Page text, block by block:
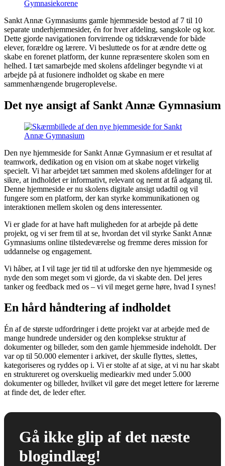
Sankt Annæ Gymnasiums gamle hjemmeside bestod af 7 til 10
separate underhjemmesider, én for hver afdeling, sangskole og kor.
Dette gjorde navigationen forvirrende og tidskrævende for både
elever, forældre og lærere. Vi besluttede os for at ændre dette og
skabe en forenet platform, der kunne repræsentere skolen som en
helhed. I tæt samarbejde med skolens afdelinger begyndte vi at
arbejde på at fusionere indholdet og skabe en mere
sammenhængende brugeroplevelse.
Det nye ansigt af Sankt Annæ Gymnasium
Den nye hjemmeside for Sankt Annæ Gymnasium er et resultat af
teamwork, dedikation og en vision om at skabe noget virkelig
specielt. Vi har arbejdet tæt sammen med skolens afdelinger for at
sikre, at indholdet er informativt, relevant og nemt at få adgang til.
Denne hjemmeside er nu skolens digitale ansigt udadtil og vil
fungere som en platform, der kan styrke kommunikationen og
interaktionen mellem skolen og dens interessenter.
Vi er glade for at have haft muligheden for at arbejde på dette
projekt, og vi ser frem til at se, hvordan det vil styrke Sankt Annæ
Gymnasiums online tilstedeværelse og fremme deres mission for
uddannelse og engagement.
Vi håber, at I vil tage jer tid til at udforske den nye hjemmeside og
nyde den som meget som vi gjorde, da vi skabte den. Del jeres
tanker og feedback med os – vi vil meget gerne høre, hvad I synes!
En hård håndtering af indholdet
Én af de største udfordringer i dette projekt var at arbejde med de
mange hundrede undersider og den komplekse struktur af
dokumenter og billeder, som den gamle hjemmeside indeholdt. Der
var op til 50.000 elementer i arkivet, der skulle flyttes, slettes,
kategoriseres og ryddes op i. Vi er stolte af at sige, at vi nu har skabt
en struktureret og overskuelig mediearkiv med under 5.000
dokumenter og billeder, hvilket vil gøre det meget lettere for lærerne
at finde det, de leder efter.
Gå ikke glip af det næste
blogindlæg!